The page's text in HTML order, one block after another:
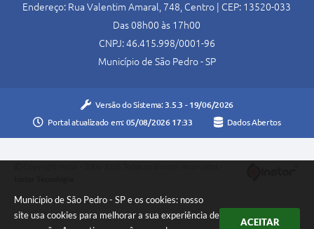
Município de São Pedro - SP e os cookies: nosso
site usa cookies para melhorar a sua experiência de
ACEITAR
Endereço: Rua Valentim Amaral, 748, Centro | CEP: 13520-033
Das 08h00 às 17h00
CNPJ: 46.415.998/0001-96
Município de São Pedro - SP
Versão do Sistema: 3.5.3 - 19/06/2026
Portal atualizado em: 05/08/2026 17:33 Dados Abertos